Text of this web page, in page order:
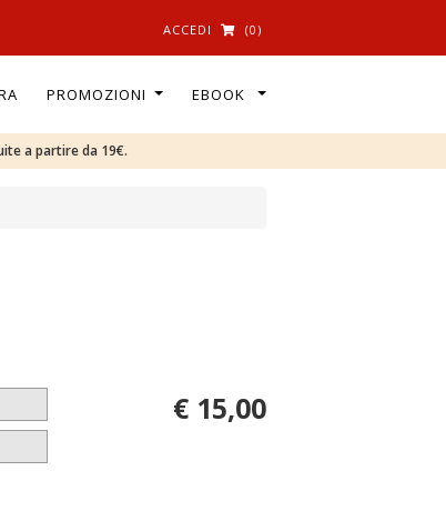
ACCEDI (0)
PROMOZIONI EBOOK
a partire da 19€.
€ 15,00